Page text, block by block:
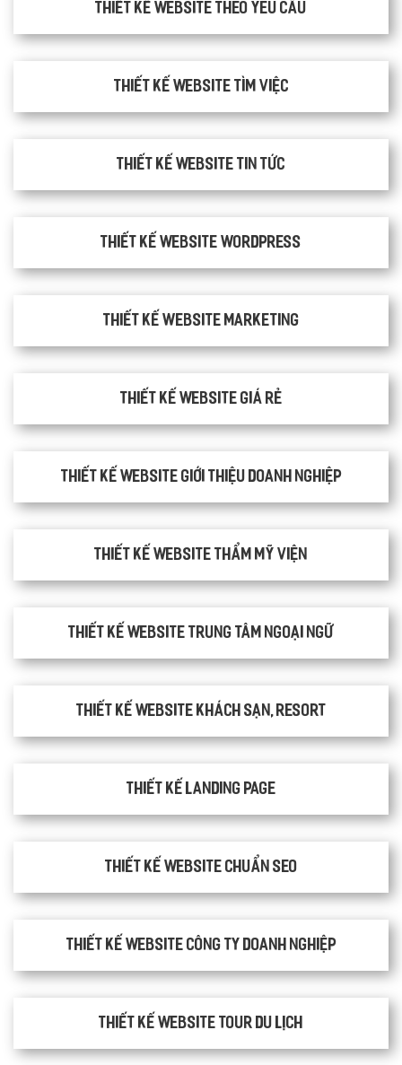
Thiết kế website theo yêu cầu
thiết kế website tìm việc
Thiết kế website tin tức
Thiết kế website WordPress
Thiết kế Website Marketing
Thiết kế website giá rẻ
Thiết kế website giới thiệu doanh nghiệp
Thiết kế website thẩm mỹ viện
Thiết kế website trung tâm ngoại ngữ
Thiết kế website khách sạn, resort
Thiết kế Landing Page
Thiết kế website chuẩn SEO
Thiết kế website công ty doanh nghiệp
Thiết kế website tour du lịch